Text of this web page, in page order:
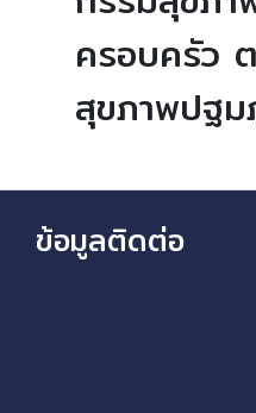
ครอบครัว
สุขภาพปฐ
ข้อมูลติดต่อ